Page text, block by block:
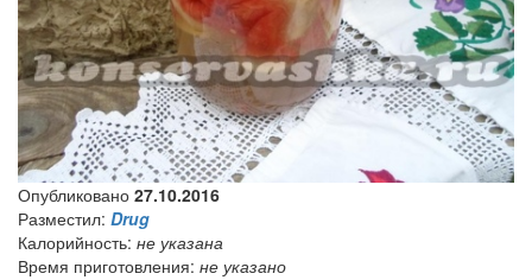
Опубликовано 27.10.2016
Разместил: Drug
Калорийность: не указана
Время приготовления: не указано